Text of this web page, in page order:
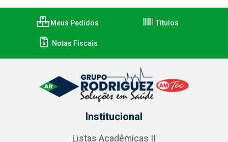
Meus Pedidos Títulos
Notas Fiscais
Institucional
Listas Acadêmicas II